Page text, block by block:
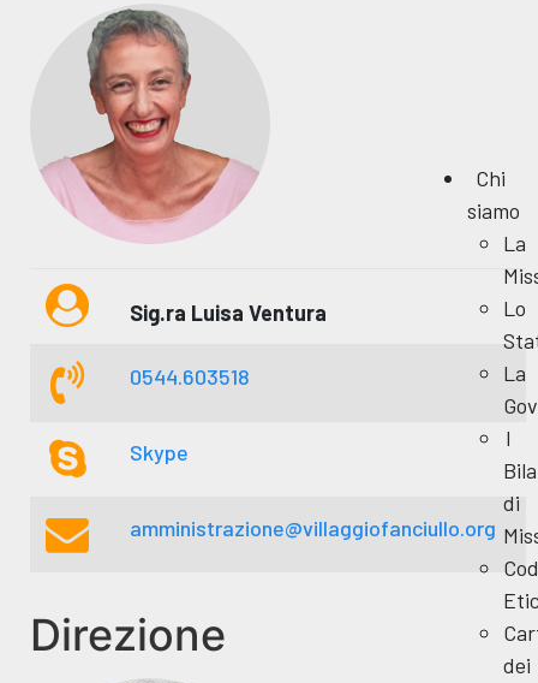
Chi
siamo
La
Lo
La
I
di
dei
Sig.ra Luisa Ventura
0544.603518
Skype
amministrazione@villaggiofanciullo.org
Direzione